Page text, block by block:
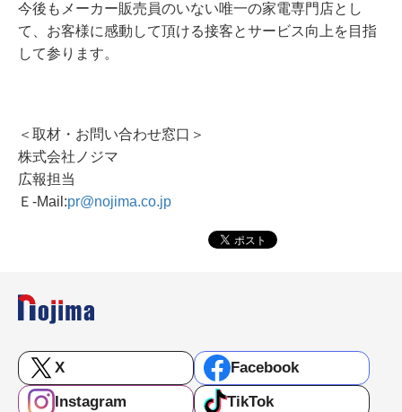
今後もメーカー販売員のいない唯一の家電専門店とし
て、お客様に感動して頂ける接客とサービス向上を目指
して参ります。
＜取材・お問い合わせ窓口＞
株式会社ノジマ
広報担当
Ｅ-Mail:pr@nojima.co.jp
X
Facebook
Instagram
TikTok